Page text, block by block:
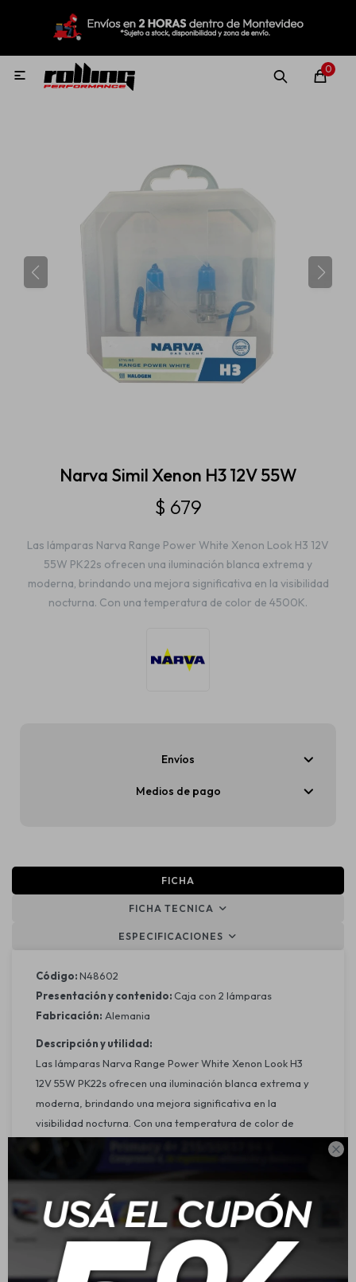

0

Narva Simil Xenon H3 12V 55W
$ 679
Las lámparas Narva Range Power White Xenon Look H3 12V
55W PK22s ofrecen una iluminación blanca extrema y
moderna, brindando una mejora significativa en la visibilidad
nocturna. Con una temperatura de color de 4500K.
Envíos
Medios de pago
FICHA
FICHA TECNICA
ESPECIFICACIONES
Código:N48602
Presentación y contenido: Caja con 2 lámparas
Fabricación: Alemania
Descripción y utilidad:
Las lámparas Narva Range Power White Xenon Look H3
12V 55W PK22s ofrecen una iluminación blanca extrema y
moderna, brindando una mejora significativa en la
visibilidad nocturna. Con una temperatura de color de
Ideal para quienes buscan un estilo sofisticado y mayor
seguridad en la conducción.
Características:
Voltaje: 12V
Potencia: 55W
MI CUENTA
Nuevo! Rolling Repuestos
Aerosoles
Accesorios
Repuestos